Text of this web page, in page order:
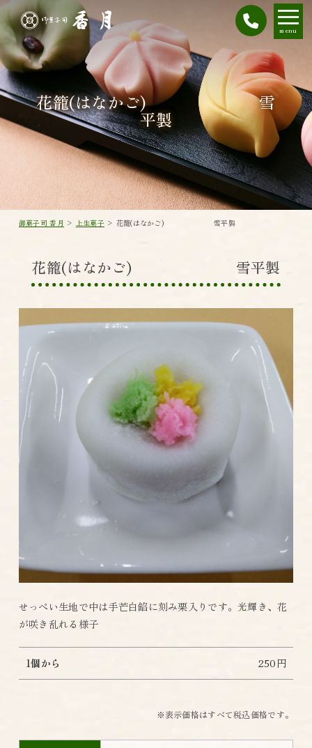
menu
花籠(はなかご) 雪
平製
御菓子司 香月 > 上生菓子 > 花籠(はなかご) 雪平製
花籠(はなかご) 雪平製
せっぺい生地で中は手芒白餡に刻み栗入りです。光輝き、花
が咲き乱れる様子
1個から 250円
※表示価格はすべて税込価格です。